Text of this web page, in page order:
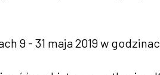
9 - 31 maja 2019 w